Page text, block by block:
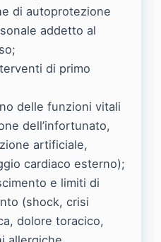
di autoprotezione
addetto al
di primo
delle funzioni vitali
dell’infortunato,
artificiale,
cardiaco esterno);
e limiti di
(shock, crisi
dolore toracico,